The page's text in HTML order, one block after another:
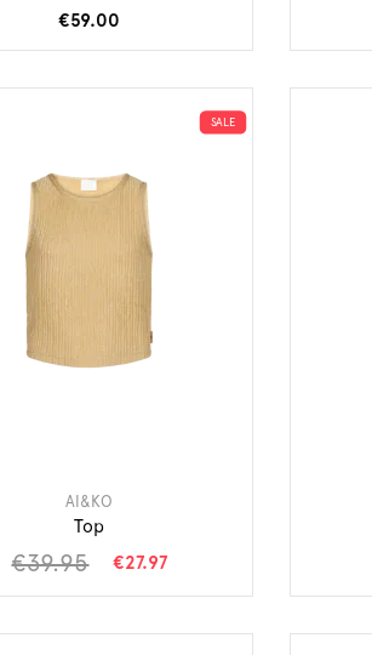
€59.00
SALE
AI&KO
Top
€39.95 €27.97